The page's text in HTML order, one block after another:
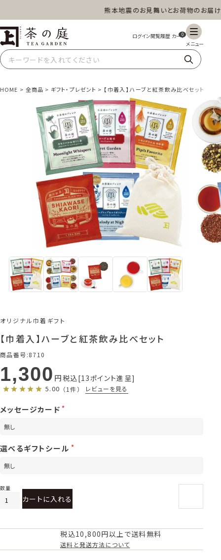
熊本地震のお見舞いとお荷物のお届けに
茶の庭オンラインショップ 0
HOME 全商品 ギフト・プレゼント 【巾着入】ハーブと紅茶飲み比べセット
オリジナル巾着ギフト
【巾着入】ハーブと紅茶飲み比べセット
商品番号 8710
1,300 税込 13ポイント進呈
5.00 （1件） レビューを見る
メッセージカード
選べるギフトシール
カートに入れる
税込10,800円以上で送料無料
送料と発送方法について